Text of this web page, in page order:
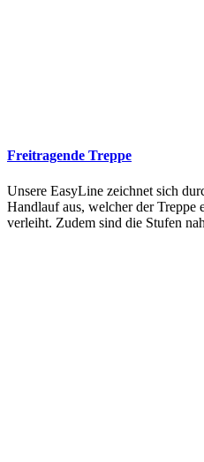
Freitragende Treppe
Unsere EasyLine zeichnet sich
Handlauf aus, welcher der Treppe
verleiht. Zudem sind die Stufen